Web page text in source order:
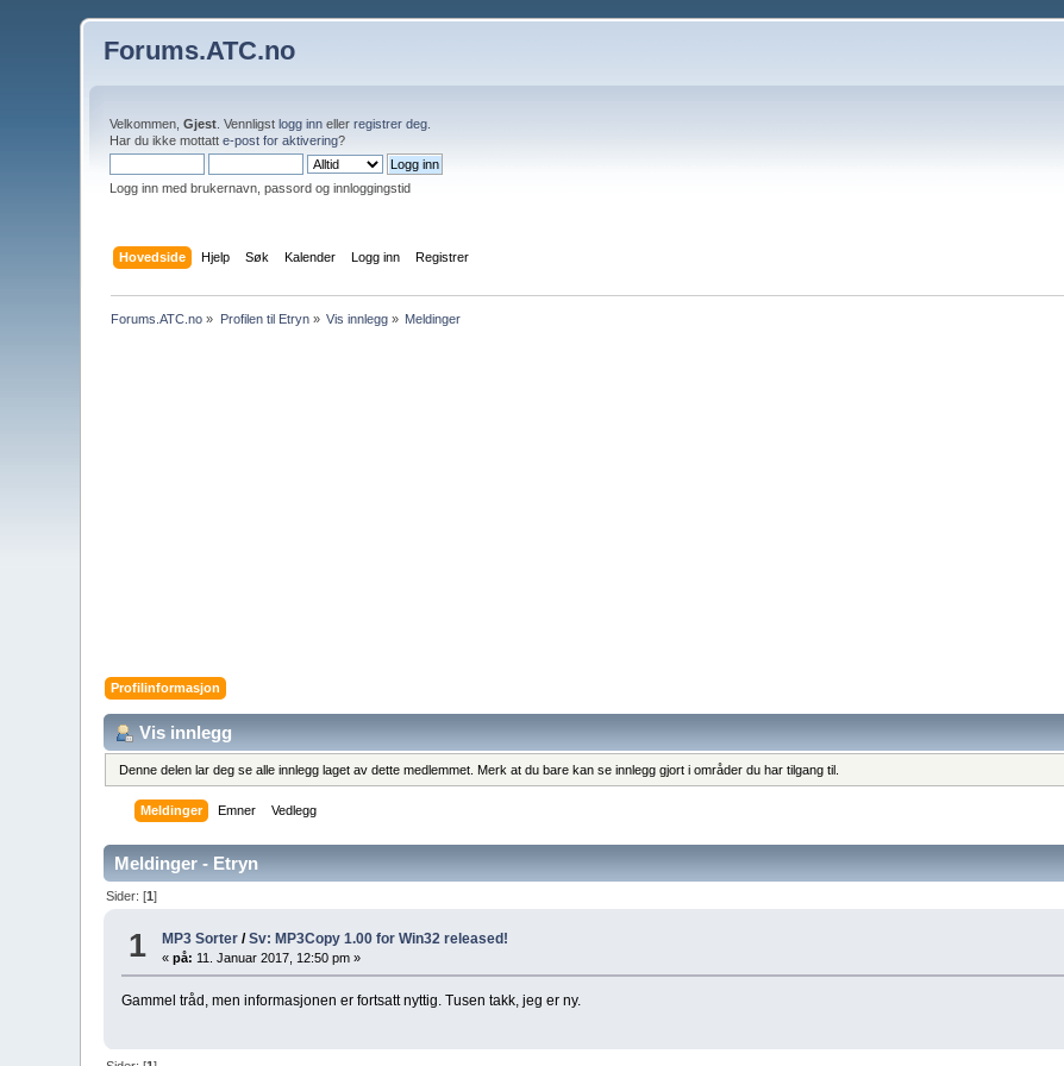
Forums.ATC.no
Velkommen,Gjest . Vennligstlogg inn ellerregistrer deg
Har du ikke mottatte-post for aktivering?
Logg inn med brukernavn, passord og innloggingstid
Hovedside Hjelp Søk Kalender Logg inn Registrer
Forums.ATC.no » Profilen til Etryn» Vis innlegg » Meldinger
Profilinformasjon
Vis innlegg
Denne delen lar deg se alle innlegg laget av dette medlemmet. Merk at du bare kan se innlegg gjort i områder du har tilgang til.
Meldinger Emner Vedlegg
Meldinger - Etryn
Sider: [1]
1 MP3 Sorter /Sv: MP3Copy 1.00 for Win32 released!
«på: 11. Januar 2017, 12:50 pm »
Gammel tråd, men informasjonen er fortsatt nyttig. Tusen takk, jeg er ny.